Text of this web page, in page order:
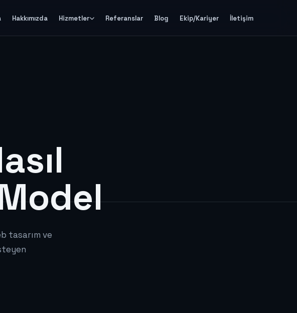
Hakkımızda Hizmetler Referanslar Blog Ekip/Kariyer İletişim
tasarım ve